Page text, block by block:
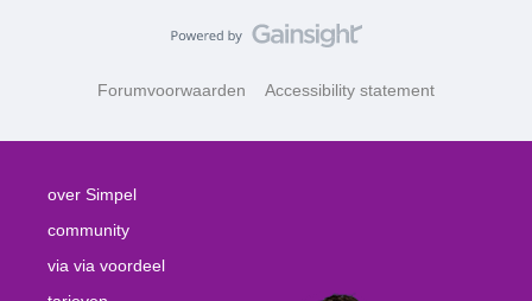
Forumvoorwaarden Accessibility statement
over Simpel
community
via via voordeel